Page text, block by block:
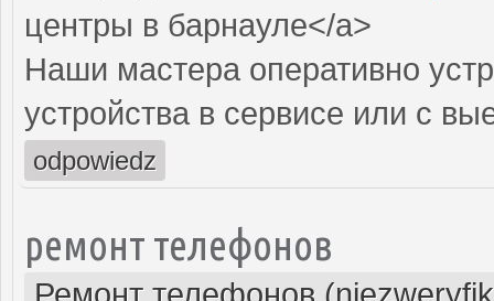
центры в барнауле</a>
Наши мастера оперативно
устройства в сервисе или с
odpowiedz
ремонт телефонов